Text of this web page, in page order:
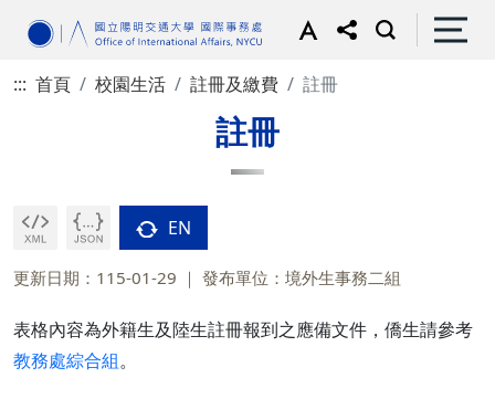
::: 首頁 校園生活 註冊及繳費 註冊
註冊
EN
更新日期：115-01-29 發布單位：境外生事務二組
表格內容為外籍生及陸生註冊報到之應備文件，僑生請參考
教務處綜合組。